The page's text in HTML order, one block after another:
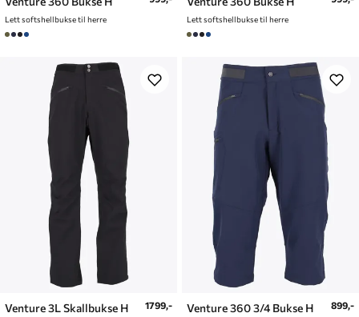
Lett softshellbukse til herre Lett softshellbukse til herre
Venture 3L Skallbukse H 1799,- Venture 360 3/4 Bukse H 899,-